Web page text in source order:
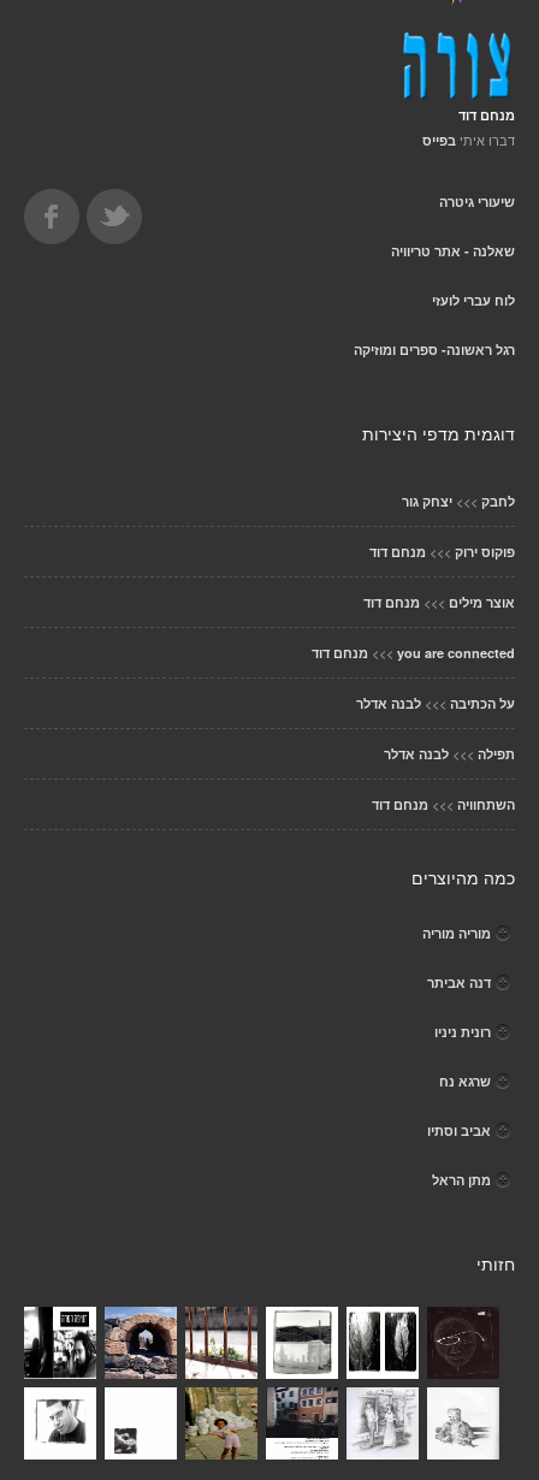
מנחם דוד
דברו איתי בפייס
שיעורי גיטרה
שאלנה - אתר טריוויה
לוח עברי לועזי
רגל ראשונה- ספרים ומוזיקה
דוגמית מדפי היצירות
לחבק >>> יצחק גור
פוקוס ירוק >>> מנחם דוד
אוצר מילים >>> מנחם דוד
you are connected
>>> מנחם דוד
על הכתיבה >>> לבנה אדלר
תפילה >>> לבנה אדלר
השתחוויה >>> מנחם דוד
כמה מהיוצרים
מוריה מוריה
דנה אביתר
רונית ניניו
שרגא נח
אביב וסתיו
מתן הראל
חזותי